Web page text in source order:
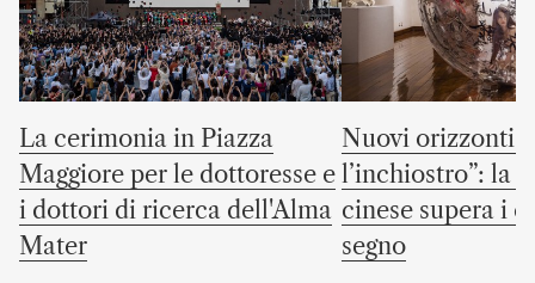
La cerimonia in Piazza
Maggiore per le dottoresse e
i dottori di ricerca dell'Alma
Mater
Nuovi orizzonti
l’inchiostro”: la
cinese supera i
segno